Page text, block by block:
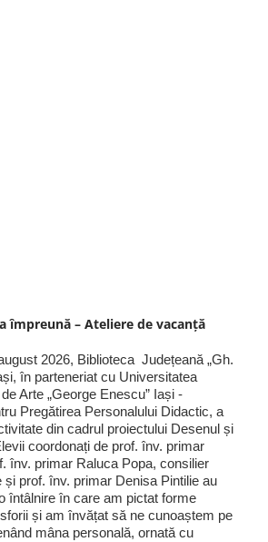
împreună – Ateliere de vacanță
2026, Biblioteca Județeană „Gh.
în parteneriat cu Universitatea
Arte „George Enescu” Iași -
Pregătirea Personalului Didactic, a
din cadrul proiectului Desenul și
coordonați de prof. înv. primar
înv. primar Raluca Popa, consilier
și prof. înv. primar Denisa Pintilie au
întâlnire în care am pictat forme
și am învățat să ne cunoaștem pe
mâna personală, ornată cu